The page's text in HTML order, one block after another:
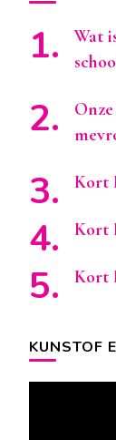
Wat
Kort
Kort
Kort
KUNSTOF